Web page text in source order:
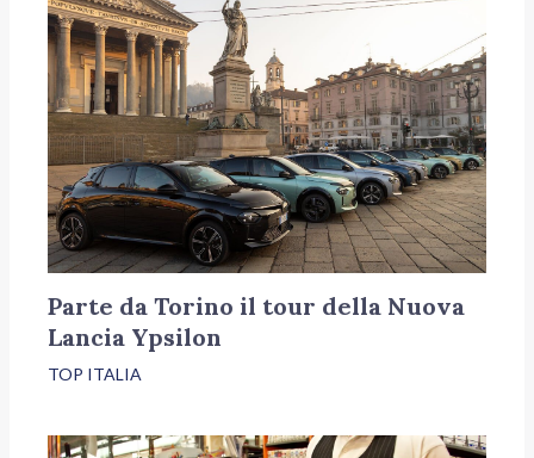
Parte da Torino il tour della Nuova
Lancia Ypsilon
TOP ITALIA